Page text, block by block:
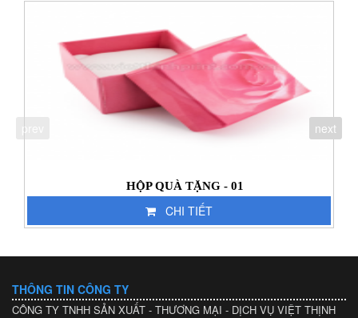
HỘP QUÀ TẶNG - 01
CHI TIẾT
next
THÔNG TIN CÔNG TY
CÔNG TY TNHH SẢN XUẤT - THƯƠNG MẠI - DỊCH VỤ VIỆT THỊNH